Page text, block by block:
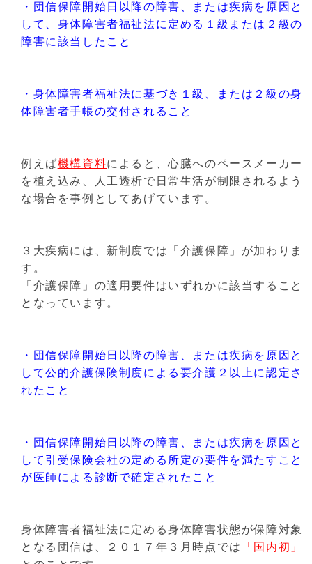
・団信保障開始日以降の障害、または疾病を原因と
して、身体障害者福祉法に定める１級または２級の
障害に該当したこと
・身体障害者福祉法に基づき１級、または２級の身
体障害者手帳の交付されること
例えば機構資料によると、心臓へのペースメーカー
を植え込み、人工透析で日常生活が制限されるよう
な場合を事例としてあげています。
３大疾病には、新制度では「介護保障」が加わりま
す。
「介護保障」の適用要件はいずれかに該当すること
となっています。
・団信保障開始日以降の障害、または疾病を原因と
して公的介護保険制度による要介護２以上に認定さ
れたこと
・団信保障開始日以降の障害、または疾病を原因と
して引受保険会社の定める所定の要件を満たすこと
が医師による診断で確定されたこと
身体障害者福祉法に定める身体障害状態が保障対象
となる団信は、２０１７年３月時点では
「国内初」